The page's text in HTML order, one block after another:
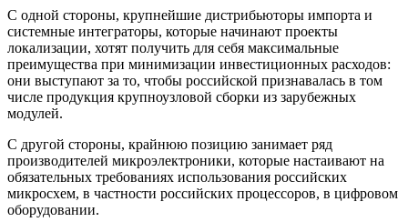
С одной стороны, крупнейшие дистрибьюторы импорта и
системные интеграторы, которые начинают проекты
локализации, хотят получить для себя максимальные
преимущества при минимизации инвестиционных расходов:
они выступают за то, чтобы российской признавалась в том
числе продукция крупноузловой сборки из зарубежных
модулей.
С другой стороны, крайнюю позицию занимает ряд
производителей микроэлектроники, которые настаивают на
обязательных требованиях использования российских
микросхем, в частности российских процессоров, в цифровом
оборудовании.